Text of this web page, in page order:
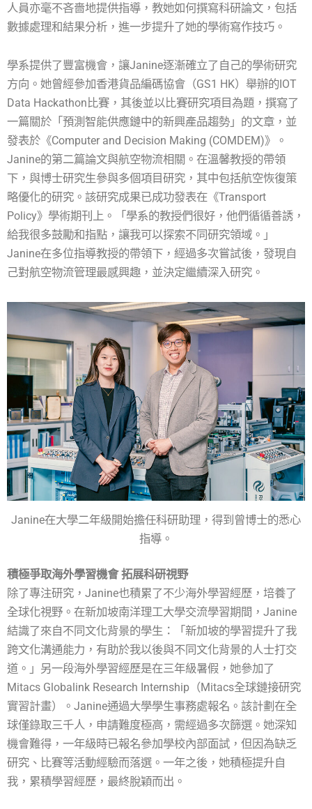
人員亦毫不吝嗇地提供指導，教她如何撰寫科研論文，包括
數據處理和結果分析，進一步提升了她的學術寫作技巧。
學系提供了豐富機會，讓Janine逐漸確立了自己的學術研究
方向。她曾經參加香港貨品編碼協會（GS1 HK）舉辦的IOT
Data Hackathon比賽，其後並以比賽研究項目為題，撰寫了
一篇關於「預測智能供應鏈中的新興產品趨勢」的文章，並
發表於《Computer and Decision Making (COMDEM)》。
Janine的第二篇論文與航空物流相關。在溫馨教授的帶領
下，與博士研究生參與多個項目研究，其中包括航空恢復策
略優化的研究。該研究成果已成功發表在《Transport
Policy》學術期刊上。「學系的教授們很好，他們循循善誘，
給我很多鼓勵和指點，讓我可以探索不同研究領域。」
Janine在多位指導教授的帶領下，經過多次嘗試後，發現自
己對航空物流管理最感興趣，並決定繼續深入研究。
Janine在大學二年級開始擔任科研助理，得到曾博士的悉心
指導。
積極爭取海外學習機會 拓展科研視野
除了專注研究，Janine也積累了不少海外學習經歷，培養了
全球化視野。在新加坡南洋理工大學交流學習期間，Janine
結識了來自不同文化背景的學生：「新加坡的學習提升了我
跨文化溝通能力，有助於我以後與不同文化背景的人士打交
道。」另一段海外學習經歷是在三年級暑假，她參加了
Mitacs Globalink Research Internship（Mitacs全球鏈接研究
實習計畫）。Janine通過大學學生事務處報名。該計劃在全
球僅錄取三千人，申請難度極高，需經過多次篩選。她深知
機會難得，一年級時已報名參加學校內部面試，但因為缺乏
研究、比賽等活動經驗而落選。一年之後，她積極提升自
我，累積學習經歷，最終脫穎而出。